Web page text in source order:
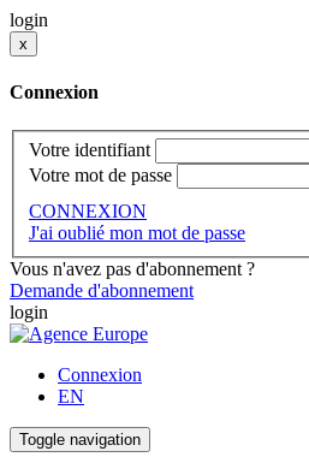
login
x
Connexion
Votre identifiant
Votre mot de passe
CONNEXION
J'ai oublié mon mot de passe
Vous n'avez pas d'abonnement ?
Demande d'abonnement
login
Connexion
EN
Toggle navigation